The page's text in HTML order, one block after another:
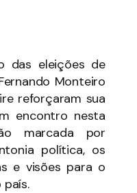
das eleições de
Monteiro
reforçaram sua
encontro nesta
marcada por
política, os
e visões para o